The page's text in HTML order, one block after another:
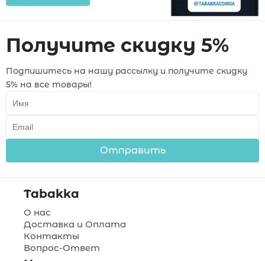
Получите скидку 5%
Подпишитесь на нашу рассылку и получите скидку
5% на все товары!
Отправить
Tabakka
О нас
Доставка и Оплата
Контакты
Вопрос-Ответ